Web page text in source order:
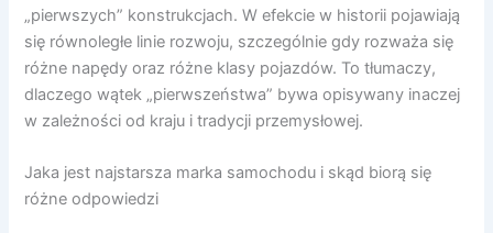
„pierwszych” konstrukcjach. W efekcie w historii pojawiają
się równoległe linie rozwoju, szczególnie gdy rozważa się
różne napędy oraz różne klasy pojazdów. To tłumaczy,
dlaczego wątek „pierwszeństwa” bywa opisywany inaczej
w zależności od kraju i tradycji przemysłowej.
Jaka jest najstarsza marka samochodu i skąd biorą się
różne odpowiedzi